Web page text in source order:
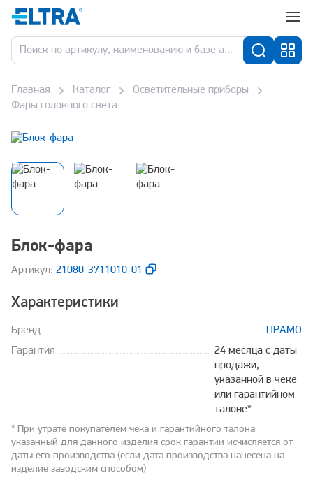
Главная Каталог
Осветительные приборы
Фары головного света
Блок-фара
Aртикул: 21080-3711010-01
Характеристики
Бренд
ПРАМО
Гарантия
24 месяца с даты
продажи,
указанной в чеке
или гарантийном
талоне*
* При утрате покупателем чека и гарантийного талона
указанный для данного изделия срок гарантии исчисляется от
даты его производства (если дата производства нанесена на
изделие заводским способом)